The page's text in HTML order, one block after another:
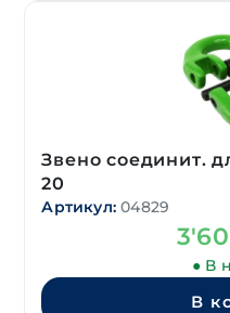
Звено соединит.
20
Артикул: 04829
● В
В